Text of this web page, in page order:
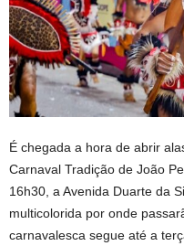
É chegada a hora de abrir
Carnaval Tradição de João
16h30, a Avenida Duarte da
multicolorida por onde
carnavalesca segue até a